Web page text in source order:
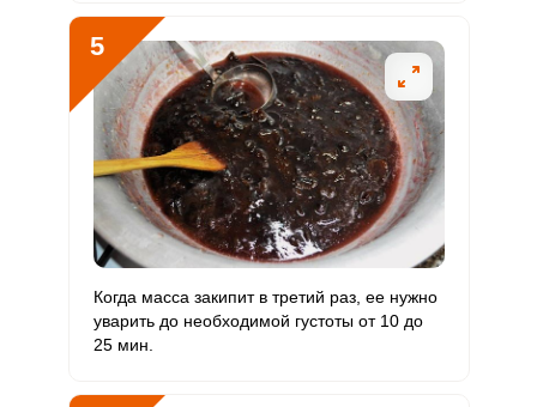
Фтор
Хром 40 мкг 50 мкг 4 80
Цинк 1 мг 12 мг 8.3
Бор 0 1200 мкг 0 0
Ванадий 0 20 мкг 0
5
Когда масса закипит в третий раз, ее нужно
уварить до необходимой густоты от 10 до
25 мин.